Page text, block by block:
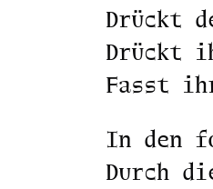
Drückt
Drückt
Fasst
In den
Durch